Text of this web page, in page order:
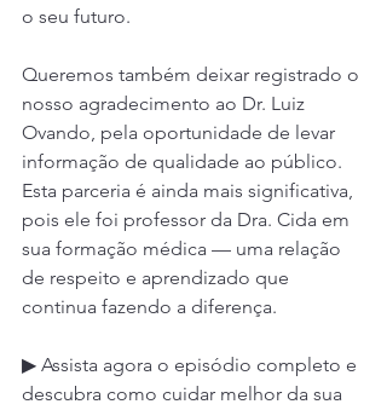
o seu futuro.
Queremos também deixar registrado o
nosso agradecimento ao Dr. Luiz
Ovando, pela oportunidade de levar
informação de qualidade ao público.
Esta parceria é ainda mais significativa,
pois ele foi professor da Dra. Cida em
sua formação médica — uma relação
de respeito e aprendizado que
continua fazendo a diferença.
▶ Assista agora o episódio completo e
descubra como cuidar melhor da sua